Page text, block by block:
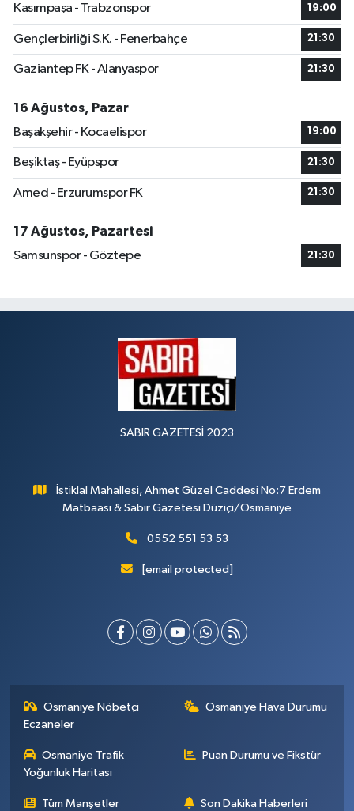
Kasımpaşa - Trabzonspor 19:00
Gençlerbirliği S.K. - Fenerbahçe 21:30
Gaziantep FK - Alanyaspor 21:30
16 Ağustos, Pazar
Başakşehir - Kocaelispor
19:00
Beşiktaş - Eyüpspor 21:30
Amed - Erzurumspor FK 21:30
17 Ağustos, Pazartesi
Samsunspor - Göztepe
21:30
SABIR GAZETESİ 2023
İstiklal Mahallesi, Ahmet Güzel Caddesi No:7 Erdem
Matbaası & Sabır Gazetesi Düziçi/Osmaniye
0552 551 53 53
[email protected]
Osmaniye Nöbetçi
Eczaneler
Osmaniye Hava Durumu
Osmaniye Trafik
Yoğunluk Haritası
Puan Durumu ve Fikstür
Tüm Manşetler Son Dakika Haberleri